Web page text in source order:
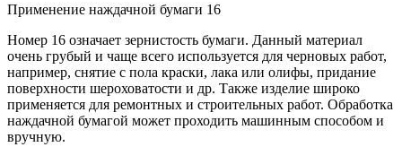
Применение наждачной бумаги 16
Номер 16 означает зернистость бумаги. Данный материал
очень грубый и чаще всего используется для черновых работ,
например, снятие с пола краски, лака или олифы, придание
поверхности шероховатости и др. Также изделие широко
применяется для ремонтных и строительных работ. Обработка
наждачной бумагой может проходить машинным способом и
вручную.